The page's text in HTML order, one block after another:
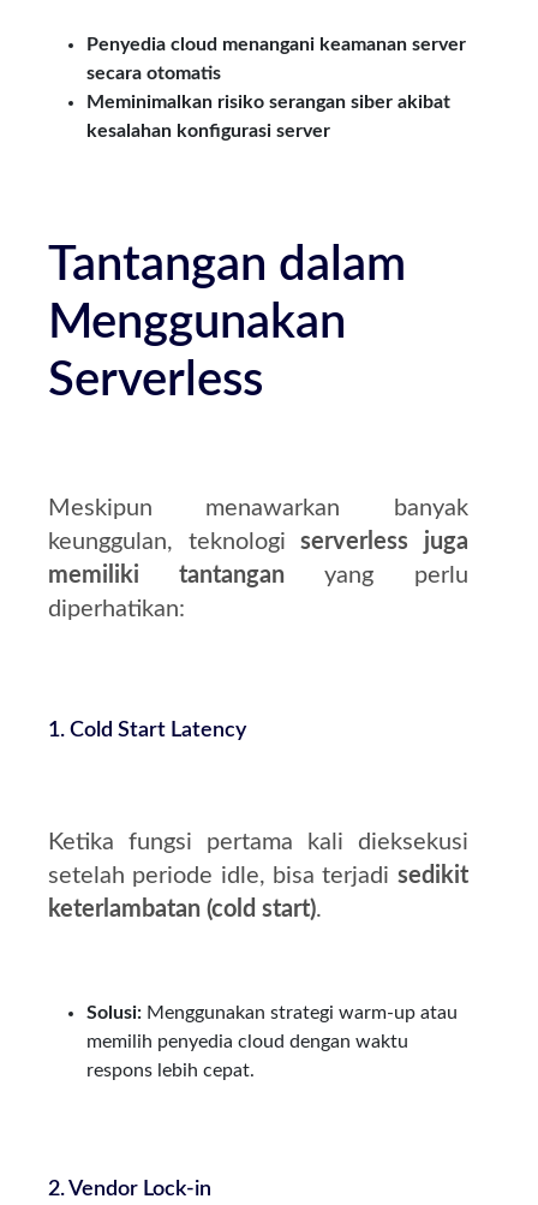
Penyedia cloud menangani keamanan server
secara otomatis
Meminimalkan risiko serangan siber akibat
kesalahan konfigurasi server
Tantangan dalam
Menggunakan
Serverless
Meskipun menawarkan banyak
keunggulan, teknologiserverless juga
memiliki tantangan yang perlu
diperhatikan:
1. Cold Start Latency
Ketika fungsi pertama kali dieksekusi
setelah periode idle, bisa terjadi sedikit
keterlambatan (cold start).
Solusi: Menggunakan strategi warm-up atau
memilih penyedia cloud dengan waktu
respons lebih cepat.
2. Vendor Lock-in